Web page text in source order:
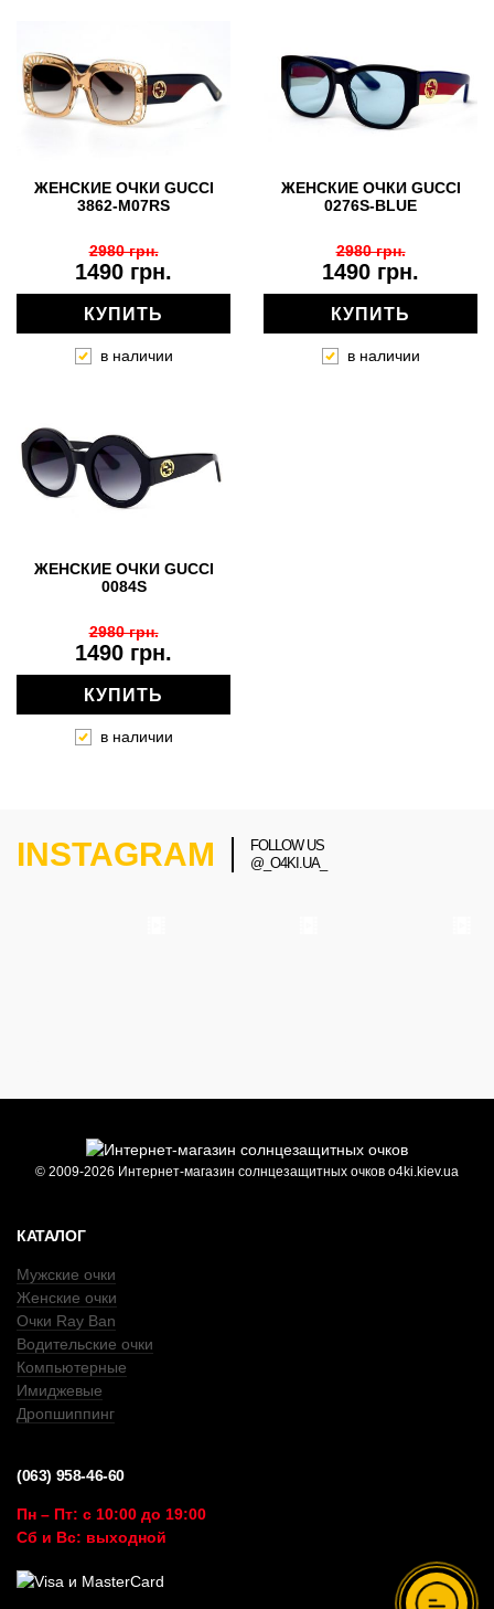
ЖЕНСКИЕ ОЧКИ GUCCI
3862-M07RS
1490 грн.
2980 грн.
КУПИТЬ
в наличии
ЖЕНСКИЕ ОЧКИ GUCCI
0276S-BLUE
1490 грн.
2980 грн.
КУПИТЬ
в наличии
ЖЕНСКИЕ ОЧКИ GUCCI
0084S
1490 грн.
2980 грн.
КУПИТЬ
в наличии
INSTAGRAM
FOLLOW US
@_O4KI.UA_
© 2009-2026 Интернет-магазин солнцезащитных очков o4ki.kiev.ua
КАТАЛОГ
Мужские очки
Женские очки
Очки Ray Ban
Водительские очки
Компьютерные
Имиджевые
Дропшиппинг
(063) 958-46-60
Пн – Пт: с 10:00 до 19:00
Сб и Вс: выходной